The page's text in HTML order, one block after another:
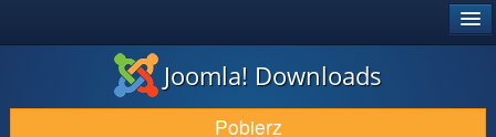
DODATKI I ROZSZERZENIA
Joomla! Downloads
Pobierz